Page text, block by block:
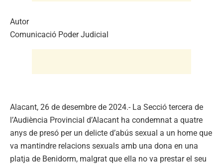
Autor
Comunicació Poder Judicial
Alacant, 26 de desembre de 2024.- La Secció tercera de
l’Audiència Provincial d’Alacant ha condemnat a quatre
anys de presó per un delicte d’abús sexual a un home que
va mantindre relacions sexuals amb una dona en una
platja de Benidorm, malgrat que ella no va prestar el seu